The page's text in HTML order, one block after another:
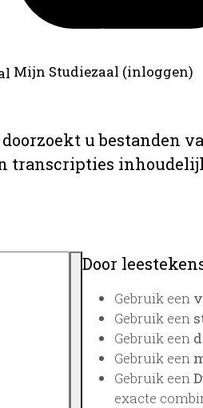
Mijn Studiezaal (inloggen)
u bestanden
transcripties
Door
Gebruik een
Gebruik een
Gebruik een
Gebruik een
Gebruik een
exacte